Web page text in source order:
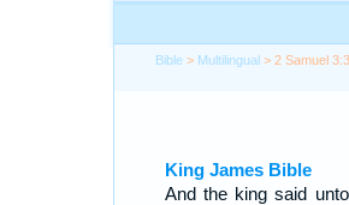
Bible > Multilingual > 2 Samuel
King James Bible
And the king said